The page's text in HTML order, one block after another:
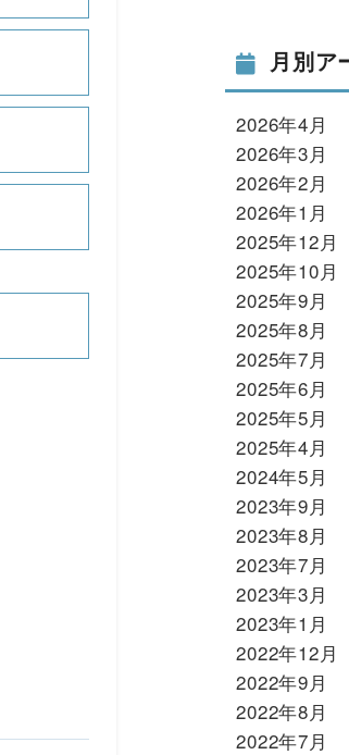
月別ア
2026年4月
2026年3月
2026年2月
2026年1月
2025年12月
2025年10月
2025年9月
2025年8月
2025年7月
2025年6月
2025年5月
2025年4月
2024年5月
2023年9月
2023年8月
2023年7月
2023年3月
2023年1月
2022年12月
2022年9月
2022年8月
2022年7月